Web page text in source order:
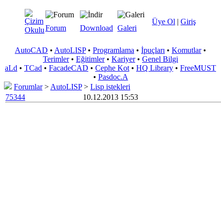
Üye Ol | Giriş
Forum Download Galeri
AutoCAD • AutoLISP• Programlama • İpuçları • Komutlar•
Terimler• Eğitimler• Kariyer• Genel Bilgi
aLd • TCad • FacadeCAD • Cephe Kot • HQ Library • FreeMUST
• Pasdoc.A
Forumlar> AutoLISP> Lisp istekleri
75344
10.12.2013 15:53